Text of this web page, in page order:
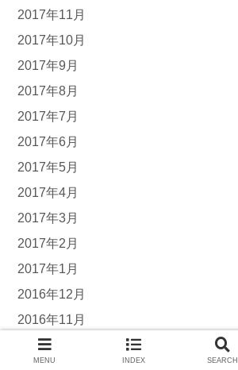
2017年11月
2017年10月
2017年9月
2017年8月
2017年7月
2017年6月
2017年5月
2017年4月
2017年3月
2017年2月
2017年1月
2016年12月
2016年11月
2016年10月
MENU INDEX SEARCH